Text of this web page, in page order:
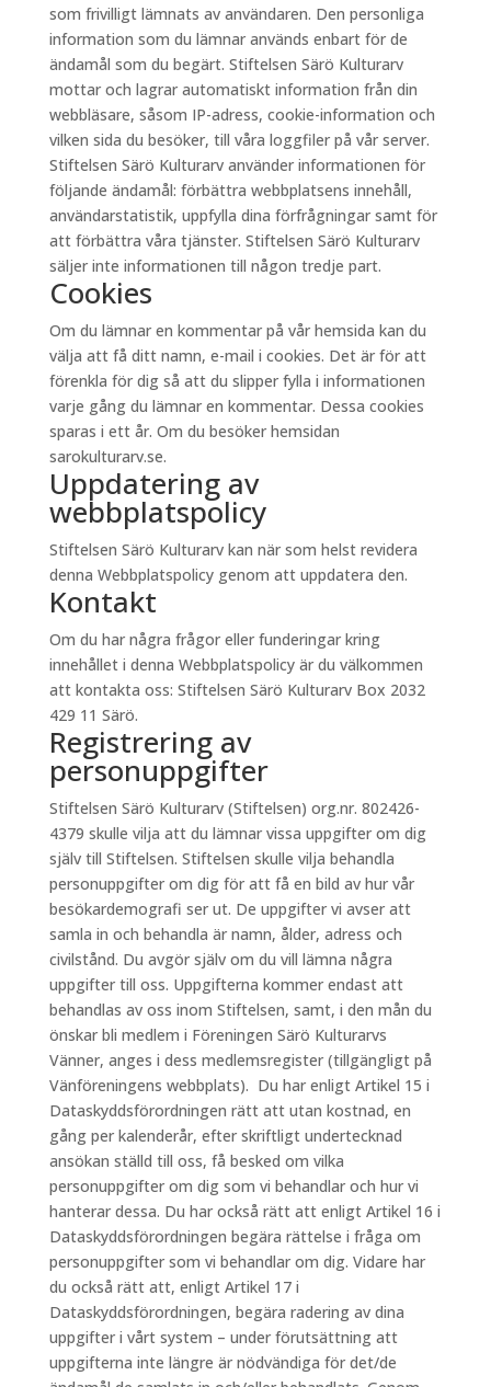
som frivilligt lämnats av användaren. Den personliga
information som du lämnar används enbart för de
ändamål som du begärt. Stiftelsen Särö Kulturarv
mottar och lagrar automatiskt information från din
webbläsare, såsom IP-adress, cookie-information och
vilken sida du besöker, till våra loggfiler på vår server.
Stiftelsen Särö Kulturarv använder informationen för
följande ändamål: förbättra webbplatsens innehåll,
användarstatistik, uppfylla dina förfrågningar samt för
att förbättra våra tjänster. Stiftelsen Särö Kulturarv
säljer inte informationen till någon tredje part.
Cookies
Om du lämnar en kommentar på vår hemsida kan du
välja att få ditt namn, e-mail i cookies. Det är för att
förenkla för dig så att du slipper fylla i informationen
varje gång du lämnar en kommentar. Dessa cookies
sparas i ett år. Om du besöker hemsidan
sarokulturarv.se.
Uppdatering av
webbplatspolicy
Stiftelsen Särö Kulturarv kan när som helst revidera
denna Webbplatspolicy genom att uppdatera den.
Kontakt
Om du har några frågor eller funderingar kring
innehållet i denna Webbplatspolicy är du välkommen
att kontakta oss: Stiftelsen Särö Kulturarv Box 2032
429 11 Särö.
Registrering av
personuppgifter
Stiftelsen Särö Kulturarv (Stiftelsen) org.nr. 802426-
4379 skulle vilja att du lämnar vissa uppgifter om dig
själv till Stiftelsen. Stiftelsen skulle vilja behandla
personuppgifter om dig för att få en bild av hur vår
besökardemografi ser ut. De uppgifter vi avser att
samla in och behandla är namn, ålder, adress och
civilstånd. Du avgör själv om du vill lämna några
uppgifter till oss. Uppgifterna kommer endast att
behandlas av oss inom Stiftelsen, samt, i den mån du
önskar bli medlem i Föreningen Särö Kulturarvs
Vänner, anges i dess medlemsregister (tillgängligt på
Vänföreningens webbplats). Du har enligt Artikel 15 i
Dataskyddsförordningen rätt att utan kostnad, en
gång per kalenderår, efter skriftligt undertecknad
ansökan ställd till oss, få besked om vilka
personuppgifter om dig som vi behandlar och hur vi
hanterar dessa. Du har också rätt att enligt Artikel 16 i
Dataskyddsförordningen begära rättelse i fråga om
personuppgifter som vi behandlar om dig. Vidare har
du också rätt att, enligt Artikel 17 i
Dataskyddsförordningen, begära radering av dina
uppgifter i vårt system – under förutsättning att
uppgifterna inte längre är nödvändiga för det/de